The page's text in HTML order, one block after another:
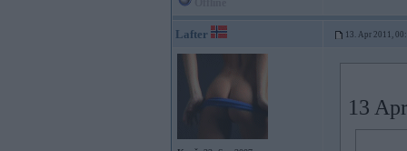
Lafter 13. Apr 2011,
13